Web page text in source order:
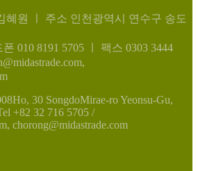
혜원
주소 인천광역시 연수구 송도
폰 010 8191 5705
팩스 0303 3444
30 SongdoMirae-ro Yeonsu-Gu,
+82 32 716 5705 /
chorong@midastrade.com